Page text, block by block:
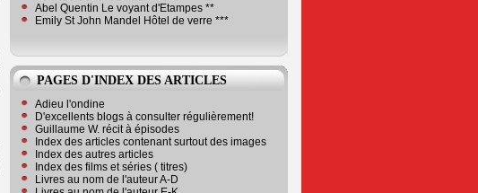
Abel Quentin Le voyant d'Etampes **
Emily St John Mandel Hôtel de verre ***
PAGES D'INDEX DES ARTICLES
Adieu l'ondine
D'excellents blogs à consulter régulièrement!
Guillaume W. récit à épisodes
Index des articles contenant surtout des images
Index des autres articles
Index des films et séries ( titres)
Livres au nom de l'auteur A-D